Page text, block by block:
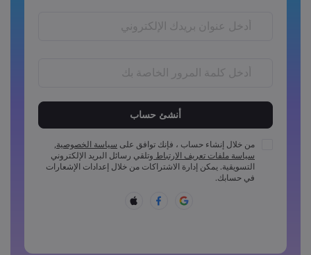
يجب أن يكون طول كلمة المرور ما بين 6 إلى 15 احرفًا
يجب أن تتضمن كلمة المرور رمز واحد بأحرف كبيرة على الأقل
يجب أن تتضمن كلمة المرور رمز واحد بأحرف صغيرة على الأقل
()_-+=:;&lt;&gt;{,[]?,.
لا يمكن أن تكون كلمة المرور شائعة الاستخدام
من خلال إنشاء حساب ، فإنك توافق على سياسة الخصوصية,
سياسة ملفات تعريف الارتباط وتلقي رسائل البريد الإلكتروني
التسويقية. يمكن إدارة الاشتراكات من خلال إعدادات الإشعارات
في حسابك.